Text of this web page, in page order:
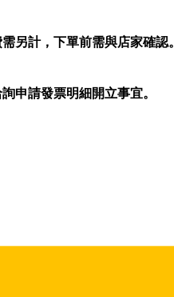
另計，下單前需與店家確認。
申請發票明細開立事宜。